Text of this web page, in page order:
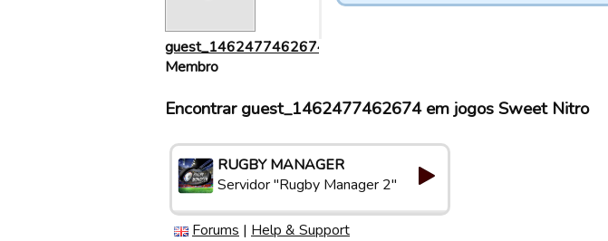
guest_1462477462674
Membro
Encontrar guest_1462477462674 em jogos Sweet Nitro
RUGBY MANAGER
Servidor "Rugby Manager 2"
Forums | Help & Support